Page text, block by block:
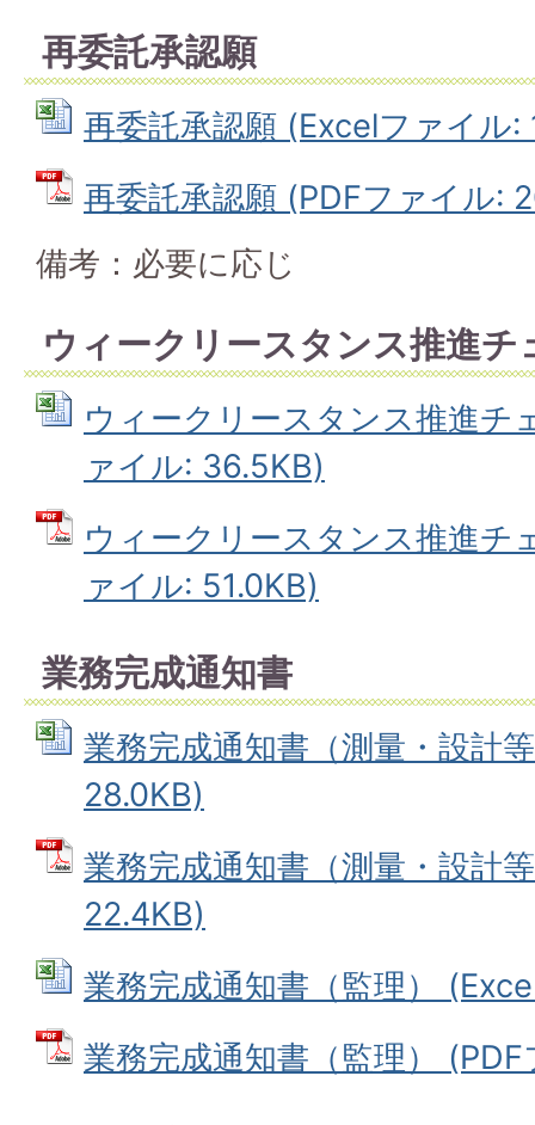
再委託承認願
再委託承認願 (Excelファイル:
再委託承認願 (PDFファイル:
備考：必要に応じ
ウィークリースタンス推進チ
ウィークリースタンス推進チ
ァイル: 36.5KB)
ウィークリースタンス推進チ
ァイル: 51.0KB)
業務完成通知書
業務完成通知書（測量・設計
28.0KB)
業務完成通知書（測量・設計
22.4KB)
業務完成通知書（監理）
業務完成通知書（監理）